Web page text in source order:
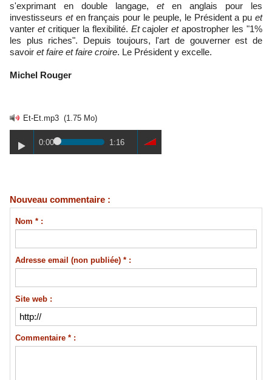
s'exprimant en double langage, eten anglais pour les
investisseurs eten français pour le peuple, le Président a puet
vanter etcritiquer la flexibilité. Etcajoler etapostropher les "1%
les plus riches". Depuis toujours, l'art de gouverner est de
savoir et faire et faire croire. Le Président y excelle.
Michel Rouger
Et-Et.mp3 (1.75 Mo)
0:00 1:16
Nouveau commentaire :
Nom * :
Adresse email (non publiée) * :
Site web :
Commentaire * :